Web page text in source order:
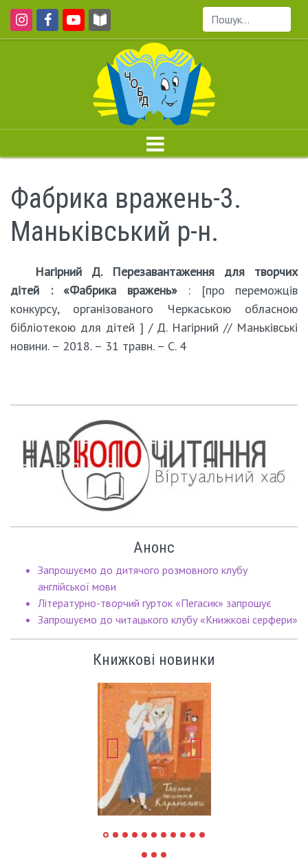
Пошук...
Фабрика вражень-3.
Маньківський р-н.
Нагірний Д. Перезавантаження для творчих
дітей : «Фабрика вражень» : [про переможців
конкурсу, організованого Черкаською обласною
бібліотекою для дітей ] / Д. Нагірний // Маньківські
новини. – 2018. – 31 травн. – С. 4
Анонс
Запрошуємо до дитячого розмовного клубу
англійської мови
Літературно-творчий гурток «Пегасик» запрошує
Запрошуємо до читацького клубу «Книжкові серфери»
Книжкові новинки